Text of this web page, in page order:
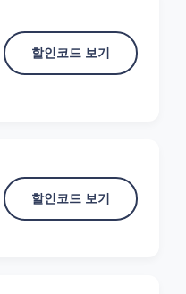
할인코드 보기
할인코드 보기